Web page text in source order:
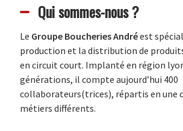
Qui sommes-nous ?
Le Groupe Boucheries Andréest
production et la distribution de
en circuit court. Implanté en région
générations, il compte aujourd’hui 400
collaborateurs(trices), répartis en une
métiers différents.